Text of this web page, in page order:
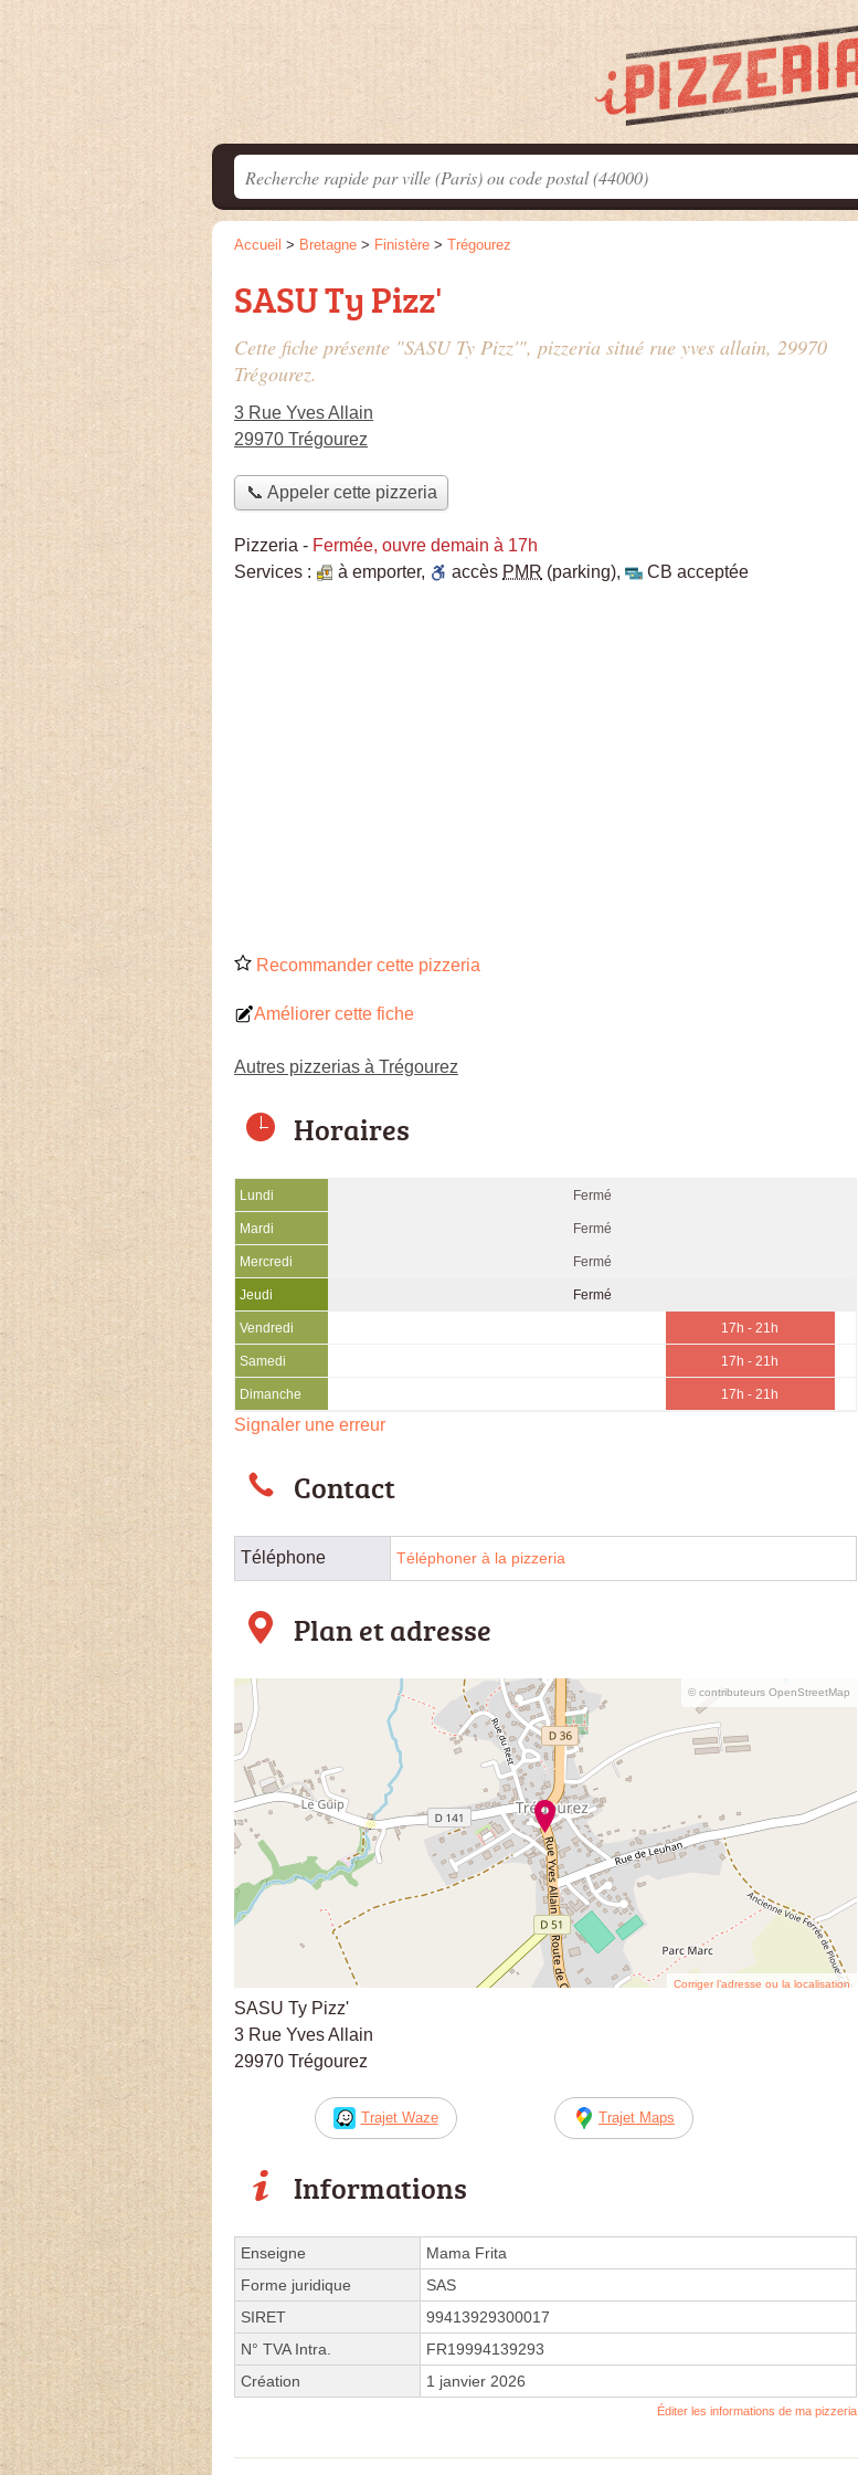
Accueil > Bretagne > Finistère > Trégourez
SASU Ty Pizz'
Cette fiche présente "SASU Ty Pizz'", pizzeria situé rue yves allain, 29970
Trégourez.
3 Rue Yves Allain
29970 Trégourez
📞 Appeler cette pizzeria
Pizzeria - Fermée, ouvre demain à 17h
Services :
à emporter, accès PMR (parking), CB acceptée
Recommander cette pizzeria
Améliorer cette fiche
Autres pizzerias à Trégourez
Horaires
Lundi Fermé
Mardi Fermé
Mercredi Fermé
Jeudi Fermé
Vendredi 17h - 21h
Samedi 17h - 21h
Dimanche 17h - 21h
Signaler une erreur
Contact
Téléphone Téléphoner à la pizzeria
Plan et adresse
© contributeurs OpenStreetMap
Corriger l’adresse ou la localisation
SASU Ty Pizz'
3 Rue Yves Allain
29970 Trégourez
Trajet Waze Trajet Maps
Informations
Enseigne
Mama Frita
Forme juridique
SAS
SIRET
99413929300017
N° TVA Intra.
FR19994139293
Création
1 janvier 2026
Éditer les informations de ma pizzeria